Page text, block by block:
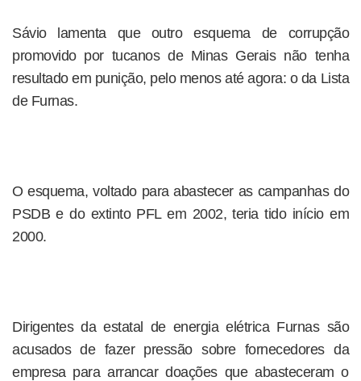
Sávio lamenta que outro esquema de corrupção
promovido por tucanos de Minas Gerais não tenha
resultado em punição, pelo menos até agora: o da Lista
de Furnas.
O esquema, voltado para abastecer as campanhas do
PSDB e do extinto PFL em 2002, teria tido início em
2000.
Dirigentes da estatal de energia elétrica Furnas são
acusados de fazer pressão sobre fornecedores da
empresa para arrancar doações que abasteceram o